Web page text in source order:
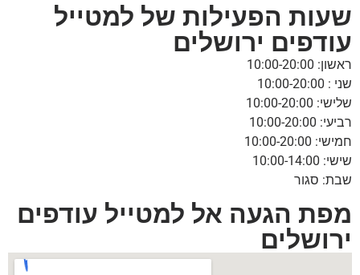
שעות הפעילות של למטייל
עודפים ירושלים
ראשון: 10:00-20:00
שני : 10:00-20:00
שלישי: 10:00-20:00
רביעי: 10:00-20:00
חמישי: 10:00-20:00
שישי: 10:00-14:00
שבת: סגור
מפת הגעה אל למטייל עודפים
ירושלים